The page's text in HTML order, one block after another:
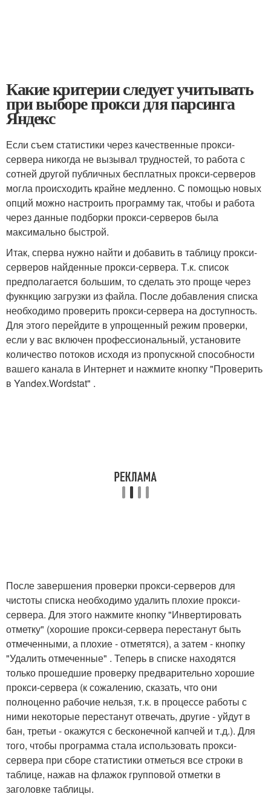
Какие критерии следует учитывать
при выборе прокси для парсинга
Яндекс
Если съем статистики через качественные прокси-
сервера никогда не вызывал трудностей, то работа с
сотней другой публичных бесплатных прокси-серверов
могла происходить крайне медленно. С помощью новых
опций можно настроить программу так, чтобы и работа
через данные подборки прокси-серверов была
максимально быстрой.
Итак, сперва нужно найти и добавить в таблицу прокси-
серверов найденные прокси-сервера. Т.к. список
предполагается большим, то сделать это проще через
фукнкцию загрузки из файла. После добавления списка
необходимо проверить прокси-сервера на доступность.
Для этого перейдите в упрощенный режим проверки,
если у вас включен профессиональный, установите
количество потоков исходя из пропускной способности
вашего канала в Интернет и нажмите кнопку "Проверить
в Yandex.Wordstat" .
После завершения проверки прокси-серверов для
чистоты списка необходимо удалить плохие прокси-
сервера. Для этого нажмите кнопку "Инвертировать
отметку" (хорошие прокси-сервера перестанут быть
отмеченными, а плохие - отметятся), а затем - кнопку
"Удалить отмеченные" . Теперь в списке находятся
только прошедшие проверку предварительно хорошие
прокси-сервера (к сожалению, сказать, что они
полноценно рабочие нельзя, т.к. в процессе работы с
ними некоторые перестанут отвечать, другие - уйдут в
бан, третьи - окажутся с бесконечной капчей и т.д.). Для
того, чтобы программа стала использовать прокси-
сервера при сборе статистики отметься все строки в
таблице, нажав на флажок групповой отметки в
заголовке таблицы.